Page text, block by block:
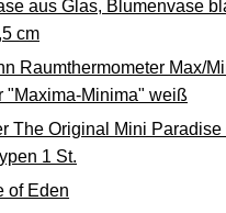
aus Glas, Blumenvase
cm
Raumthermometer Max/
"Maxima-Minima" weiß
The Original Mini
1 St.
of Eden